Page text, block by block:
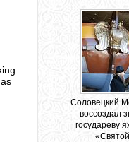
Соловецкий
воссоздал
государеву